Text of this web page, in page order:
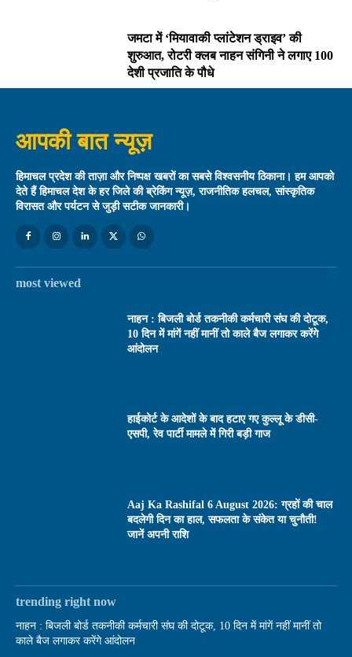
जमटा में ‘मियावाकी प्लांटेशन ड्राइव’ की
शुरुआत, रोटरी क्लब नाहन संगिनी ने लगाए 100
देशी प्रजाति के पौधे
आपकी बात न्यूज़
हिमाचल प्रदेश की ताज़ा और निष्पक्ष खबरों का सबसे विश्वसनीय ठिकाना। हम आपको
देते हैं हिमाचल देश के हर जिले की ब्रेकिंग न्यूज़, राजनीतिक हलचल, सांस्कृतिक
विरासत और पर्यटन से जुड़ी सटीक जानकारी।
most viewed
नाहन : बिजली बोर्ड तकनीकी कर्मचारी संघ की दोटूक,
10 दिन में मांगें नहीं मानीं तो काले बैज लगाकर करेंगे
आंदोलन
हाईकोर्ट के आदेशों के बाद हटाए गए कुल्लू के डीसी-
एसपी, रेव पार्टी मामले में गिरी बड़ी गाज
Aaj Ka Rashifal 6 August 2026: ग्रहों की चाल
बदलेगी दिन का हाल, सफलता के संकेत या चुनौती!
जानें अपनी राशि
trending right now
नाहन : बिजली बोर्ड तकनीकी कर्मचारी संघ की दोटूक, 10 दिन में मांगें नहीं मानीं तो
काले बैज लगाकर करेंगे आंदोलन